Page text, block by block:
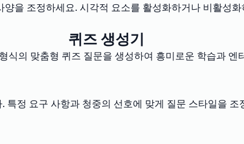
을 조정하세요. 시각적 요소를 활성화하거나 비활성
퀴즈 생성기
식의 맞춤형 퀴즈 질문을 생성하여 흥미로운 학습과 엔
정 요구 사항과 청중의 선호에 맞게 질문 스타일을 조